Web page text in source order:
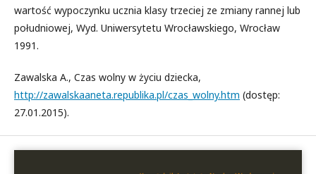
wartość wypoczynku ucznia klasy trzeciej ze zmiany rannej lub
południowej, Wyd. Uniwersytetu Wrocławskiego, Wrocław
1991.
Zawalska A., Czas wolny w życiu dziecka,
http://zawalskaaneta.republika.pl/czas_wolny.htm (dostęp:
27.01.2015).